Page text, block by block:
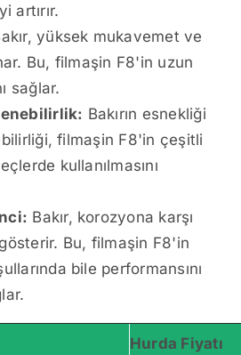
artırır.
yüksek mukavemet ve
Bu, filmaşin F8'in uzun
sağlar.
Bakırın esnekliği
filmaşin F8'in çeşitli
kullanılmasını
Bakır, korozyona karşı
Bu, filmaşin F8'in
bile performansını
Hurda Fiyatı